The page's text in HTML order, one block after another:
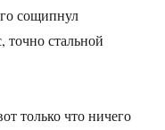
сощипнул
точно стальной
только что ничего